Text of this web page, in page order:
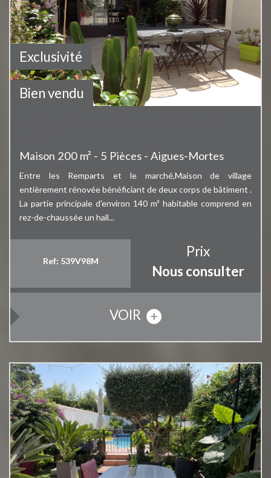
Bien vendu
Exclusivité
Maison 200 m² - 5 Pièces - Aigues-Mortes
Entre les Remparts et le marché,Maison de village
entièrement rénovée bénéficiant de deux corps de bâtiment .
La partie principale d'environ 140 m² habitable comprend en
rez-de-chaussée un hall...
Ref: 539V98M
Prix
Nous consulter
VOIR